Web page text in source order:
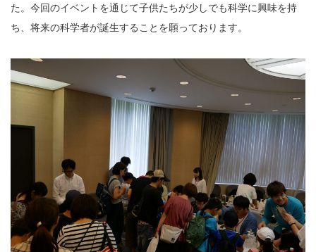
た。今回のイベントを通じて子供たちが少しでも科学に興味を持
ち、将来の科学者が誕生することを願っております。